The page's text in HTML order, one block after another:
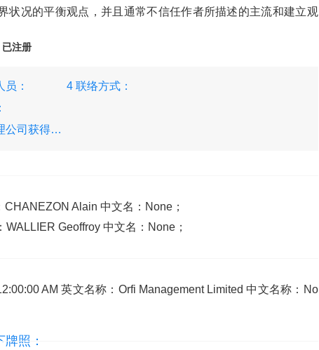
状况的平衡观点，并且通常不信任作者所描述的主流和建立观
注册
：
公司获得以
4 联络方式：
Alain 中文名：None；
Geoffroy 中文名：None；
AM 英文名称：Orfi Management Limited 中文名称：No
照：